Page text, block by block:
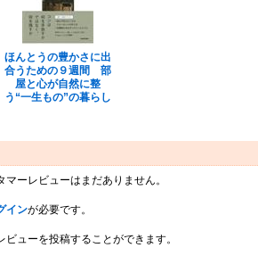
ほんとうの豊かさに出
合うための９週間 部
屋と心が自然に整
う“一生もの”の暮らし
ーレビューはまだありません。
インが必要です。
ューを投稿することができます。